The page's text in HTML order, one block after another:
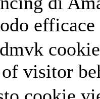
visitor